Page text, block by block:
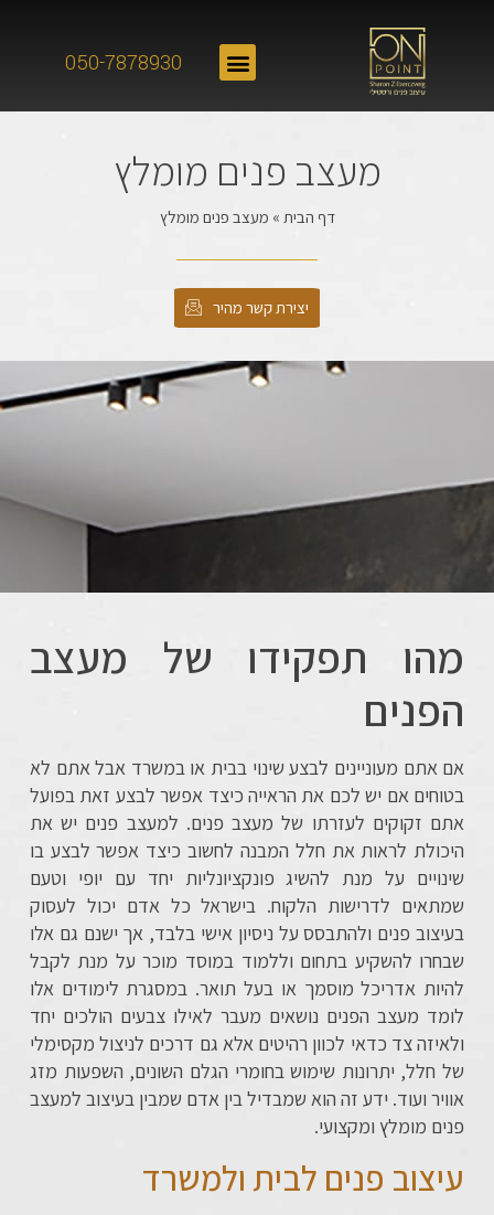
050-7878930
מעצב פנים מומלץ
דף הבית » מעצב פנים מומלץ
יצירת קשר מהיר
מהו תפקידו של מעצב
הפנים
אם אתם מעוניינים לבצע שינוי בבית או במשרד אבל אתם לא
בטוחים אם יש לכם את הראייה כיצד אפשר לבצע זאת בפועל
אתם זקוקים לעזרתו של מעצב פנים. למעצב פנים יש את
היכולת לראות את חלל המבנה לחשוב כיצד אפשר לבצע בו
שינויים על מנת להשיג פונקציונליות יחד עם יופי וטעם
שמתאים לדרישות הלקוח. בישראל כל אדם יכול לעסוק
בעיצוב פנים ולהתבסס על ניסיון אישי בלבד, אך ישנם גם אלו
שבחרו להשקיע בתחום וללמוד במוסד מוכר על מנת לקבל
להיות אדריכל מוסמך או בעל תואר. במסגרת לימודים אלו
לומד מעצב הפנים נושאים מעבר לאילו צבעים הולכים יחד
ולאיזה צד כדאי לכוון רהיטים אלא גם דרכים לניצול מקסימלי
של חלל, יתרונות שימוש בחומרי הגלם השונים, השפעות מזג
אוויר ועוד. ידע זה הוא שמבדיל בין אדם שמבין בעיצוב למעצב
פנים מומלץ ומקצועי.
עיצוב פנים לבית ולמשרד